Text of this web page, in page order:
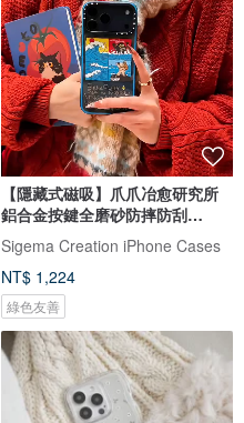
【隱藏式磁吸】爪爪冶愈研究所
鋁合金按鍵全磨砂防摔防刮
iPhone17
Sigema Creation iPhone Cases
NT$ 1,224
綠色友善